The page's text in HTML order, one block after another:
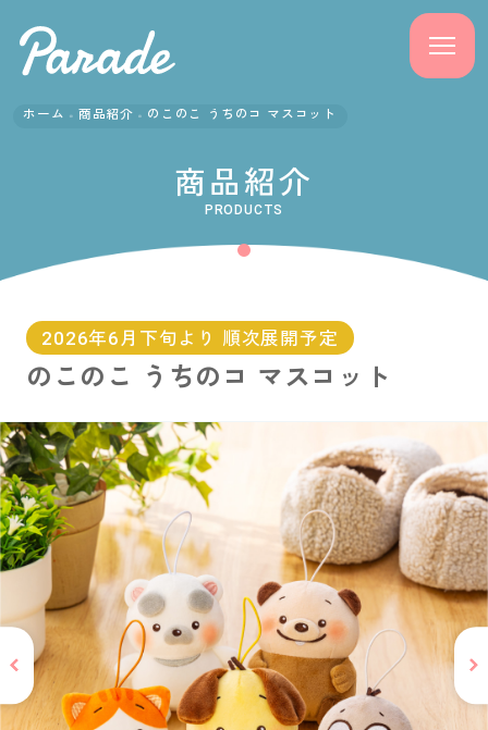
よくある質問
会社概要
採用情報
サポート
お問い合わせ
PRIZE 公式 X
PRIZE 公式 Instagram
CAPSULE TOY 公式 X
ホーム 商品紹介 のこのこ うちのコ マスコット
商品紹介
PRODUCTS
2026年6月下旬より 順次展開予定
のこのこ うちのコ マスコット